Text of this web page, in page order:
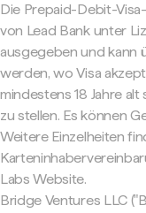
Die Prepaid-Debit-
von Lead Bank unter
ausgegeben und kann
werden, wo Visa
mindestens 18 Jahre
zu stellen. Es können
Weitere Einzelheiten
Labs Website.
Bridge Ventures LLC